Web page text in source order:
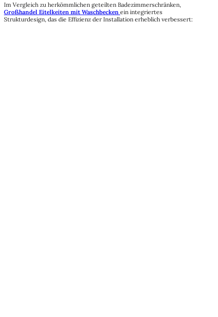
Im Vergleich zu herkömmlichen geteilten Badezimmerschränken,
Großhandel Eitelkeiten mit Waschbecken ein integriertes
Strukturdesign, das die Effizienz der Installation erheblich verbessert: